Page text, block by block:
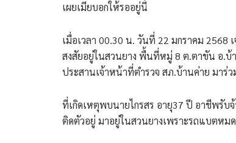
เผยเมียบอกให้รออยู่นี้
เมื่อเวลา 00.30 น. วันที่ 22 มกราคม
สงสัยอยู่ในสวนยาง พื้นที่หมู่ 8 ต.ตาขัน อ.บ้
ประสานเจ้าหน้าที่ตำรวจ สภ.บ้านค่าย มาร่
ที่เกิดเหตุพบนายไกรสร อายุ37 ปี อาชีพรับ
ติดตัวอยู่ มาอยู่ในสวนยางเพราะรถแบตหมด